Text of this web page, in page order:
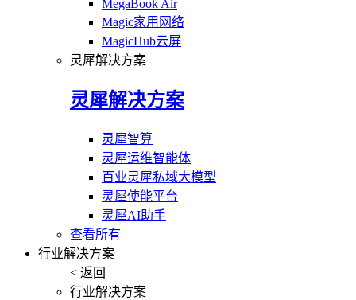
MegaBook Air
Magic家用网络
MagicHub云屏
灵犀解决方案
灵犀解决方案
灵犀智算
灵犀运维智能体
百业灵犀私域大模型
灵犀使能平台
灵犀AI助手
查看所有
行业解决方案
< 返回
行业解决方案